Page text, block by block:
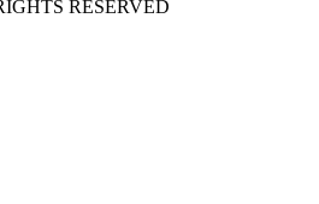
RESERVED